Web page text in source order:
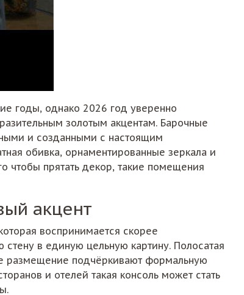
годы, однако 2026 год уверенно
золотым акцентам. Барочные
и созданными с настоящим
обивка, орнаментированные зеркала и
чтобы прятать декор, такие помещения
акцент
воспринимается скорее
в единую цельную картину. Полосатая
размещение подчёркивают формальную
и отелей такая консоль может стать